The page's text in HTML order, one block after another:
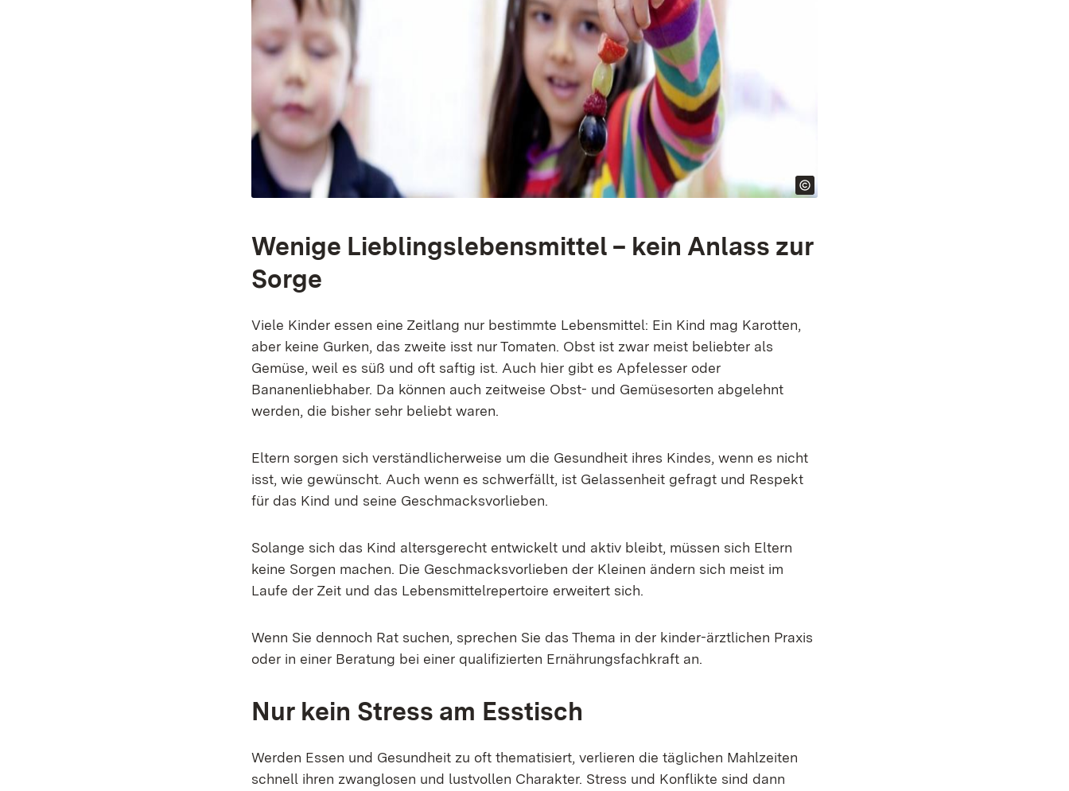
Wenige Lieblingslebensmittel – kein Anlass zur
Sorge
Viele Kinder essen eine Zeitlang nur bestimmte Lebensmittel: Ein Kind mag Karotten,
aber keine Gurken, das zweite isst nur Tomaten. Obst ist zwar meist beliebter als
Gemüse, weil es süß und oft saftig ist. Auch hier gibt es Apfelesser oder
Bananenliebhaber. Da können auch zeitweise Obst- und Gemüsesorten abgelehnt
werden, die bisher sehr beliebt waren.
Eltern sorgen sich verständlicherweise um die Gesundheit ihres Kindes, wenn es nicht
isst, wie gewünscht. Auch wenn es schwerfällt, ist Gelassenheit gefragt und Respekt
für das Kind und seine Geschmacksvorlieben.
Solange sich das Kind altersgerecht entwickelt und aktiv bleibt, müssen sich Eltern
keine Sorgen machen. Die Geschmacksvorlieben der Kleinen ändern sich meist im
Laufe der Zeit und das Lebensmittelrepertoire erweitert sich.
Wenn Sie dennoch Rat suchen, sprechen Sie das Thema in der kinder-ärztlichen Praxis
oder in einer Beratung bei einer qualifizierten Ernährungsfachkraft an.
Nur kein Stress am Esstisch
Werden Essen und Gesundheit zu oft thematisiert, verlieren die täglichen Mahlzeiten
schnell ihren zwanglosen und lustvollen Charakter. Stress und Konflikte sind dann